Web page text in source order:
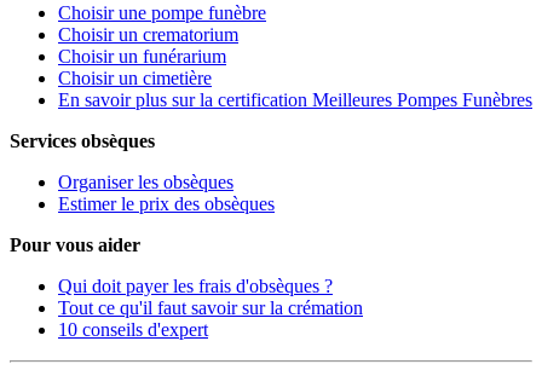
Choisir une pompe funèbre
Choisir un crematorium
Choisir un funérarium
Choisir un cimetière
En savoir plus sur la certification Meilleures Pompes Funèbres
Services obsèques
Organiser les obsèques
Estimer le prix des obsèques
Pour vous aider
Qui doit payer les frais d'obsèques ?
Tout ce qu'il faut savoir sur la crémation
10 conseils d'expert